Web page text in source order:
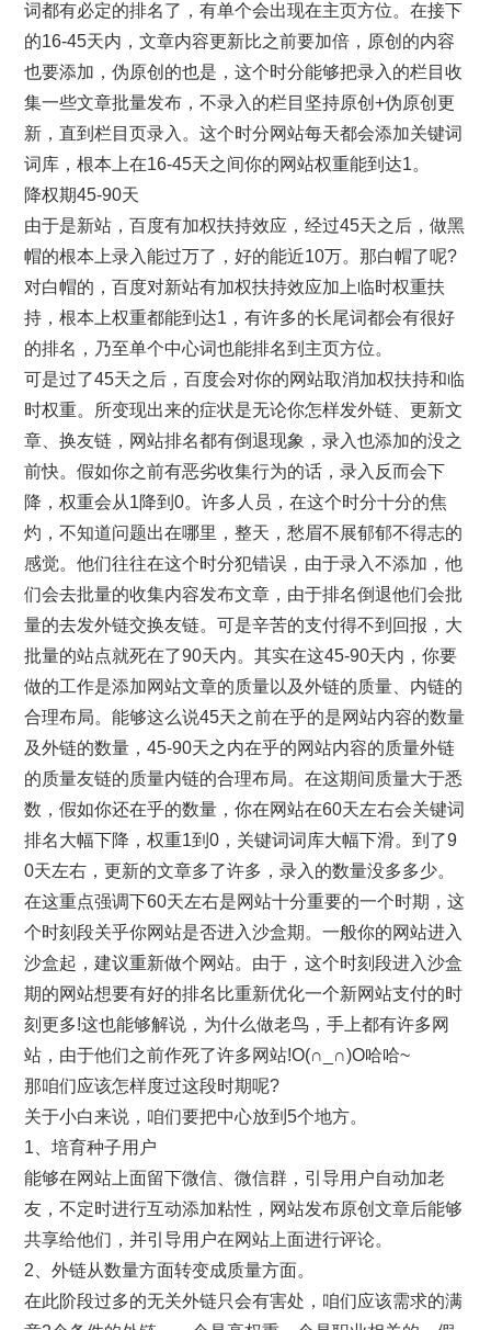
词都有必定的排名了，有单个会出现在主页方位。在接下
的16-45天内，文章内容更新比之前要加倍，原创的内容
也要添加，伪原创的也是，这个时分能够把录入的栏目收
集一些文章批量发布，不录入的栏目坚持原创+伪原创更
新，直到栏目页录入。这个时分网站每天都会添加关键词
词库，根本上在16-45天之间你的网站权重能到达1。
降权期45-90天
由于是新站，百度有加权扶持效应，经过45天之后，做黑
帽的根本上录入能过万了，好的能近10万。那白帽了呢?
对白帽的，百度对新站有加权扶持效应加上临时权重扶
持，根本上权重都能到达1，有许多的长尾词都会有很好
的排名，乃至单个中心词也能排名到主页方位。
可是过了45天之后，百度会对你的网站取消加权扶持和临
时权重。所变现出来的症状是无论你怎样发外链、更新文
章、换友链，网站排名都有倒退现象，录入也添加的没之
前快。假如你之前有恶劣收集行为的话，录入反而会下
降，权重会从1降到0。许多人员，在这个时分十分的焦
灼，不知道问题出在哪里，整天，愁眉不展郁郁不得志的
感觉。他们往往在这个时分犯错误，由于录入不添加，他
们会去批量的收集内容发布文章，由于排名倒退他们会批
量的去发外链交换友链。可是辛苦的支付得不到回报，大
批量的站点就死在了90天内。其实在这45-90天内，你要
做的工作是添加网站文章的质量以及外链的质量、内链的
合理布局。能够这么说45天之前在乎的是网站内容的数量
及外链的数量，45-90天之内在乎的网站内容的质量外链
的质量友链的质量内链的合理布局。在这期间质量大于悉
数，假如你还在乎的数量，你在网站在60天左右会关键词
排名大幅下降，权重1到0，关键词词库大幅下滑。到了9
0天左右，更新的文章多了许多，录入的数量没多多少。
在这重点强调下60天左右是网站十分重要的一个时期，这
个时刻段关乎你网站是否进入沙盒期。一般你的网站进入
沙盒起，建议重新做个网站。由于，这个时刻段进入沙盒
期的网站想要有好的排名比重新优化一个新网站支付的时
刻更多!这也能够解说，为什么做老鸟，手上都有许多网
站，由于他们之前作死了许多网站!O(∩_∩)O哈哈~
那咱们应该怎样度过这段时期呢?
关于小白来说，咱们要把中心放到5个地方。
1、培育种子用户
能够在网站上面留下微信、微信群，引导用户自动加老
友，不定时进行互动添加粘性，网站发布原创文章后能够
共享给他们，并引导用户在网站上面进行评论。
2、外链从数量方面转变成质量方面。
在此阶段过多的无关外链只会有害处，咱们应该需求的满